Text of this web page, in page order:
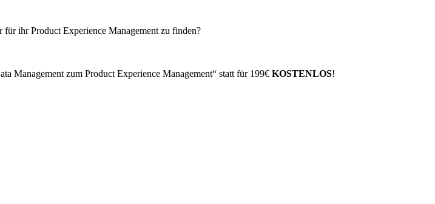
ihr Product Experience Management zu finden?
Management zum Product Experience Management“ statt für 199€ KOSTENLOS!